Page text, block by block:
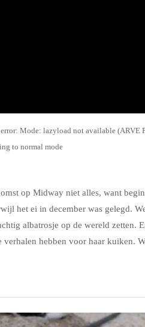
Mode: lazyload not available (ARVE
to normal mode
op Midway niet alles, want
het ei in december was gelegd.
albatrosje op de wereld zetten.
verhalen hebben voor haar kuiken.